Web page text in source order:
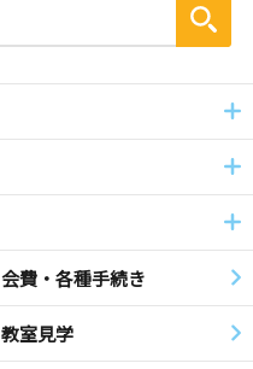
会費・各種手続き
教室見学